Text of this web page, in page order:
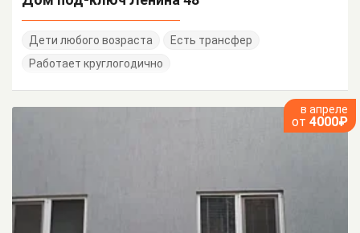
Дети любого возраста
Есть трансфер
Работает круглогодично
в апреле
от 4000₽